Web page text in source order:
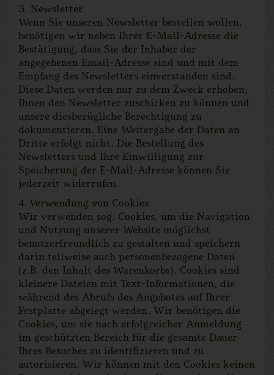
3. Newsletter
Wenn Sie unseren Newsletter bestellen wollen,
benötigen wir neben Ihrer E-Mail-Adresse die
Bestätigung, dass Sie der Inhaber der
angegebenen Email-Adresse sind und mit dem
Empfang des Newsletters einverstanden sind.
Diese Daten werden nur zu dem Zweck erhoben,
Ihnen den Newsletter zuschicken zu können und
unsere diesbezügliche Berechtigung zu
dokumentieren. Eine Weitergabe der Daten an
Dritte erfolgt nicht. Die Bestellung des
Newsletters und Ihre Einwilligung zur
Speicherung der E-Mail-Adresse können Sie
jederzeit widerrufen.
4. Verwendung von Cookies
Wir verwenden sog. Cookies, um die Navigation
und Nutzung unserer Website möglichst
benutzerfreundlich zu gestalten und speichern
darin teilweise auch personenbezogene Daten
(z.B. den Inhalt des Warenkorbs). Cookies sind
kleinere Dateien mit Text-Informationen, die
während des Abrufs des Angebotes auf Ihrer
Festplatte abgelegt werden. Wir benötigen die
Cookies, um sie nach erfolgreicher Anmeldung
im geschützten Bereich für die gesamte Dauer
Ihres Besuches zu identifizieren und zu
autorisieren. Wir können mit den Cookies keinen